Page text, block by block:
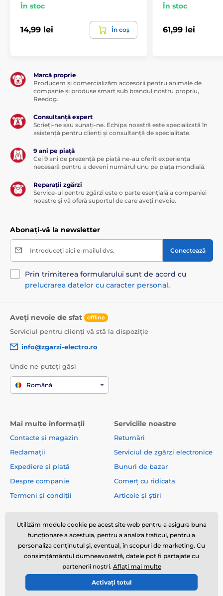
În stoc
14,99 lei În coș
În stoc
61,99 lei
Marcă proprie
Producem și comercializăm accesorii pentru animale de
companie și produse smart sub brandul nostru propriu,
Reedog.
Consultanță expert
Scrieți-ne sau sunați-ne. Echipa noastră este specializată în
asistență pentru clienți și consultanță de specialitate.
9 ani pe piață
Cei 9 ani de prezență pe piață ne-au oferit experiența
necesară pentru a deveni numărul unu pe piața mondială.
Reparații zgărzi
Service-ul pentru zgărzi este o parte esențială a companiei
noastre și vă oferă suportul de care aveți nevoie.
Abonați-vă la newsletter
Introduceți aici e-mailul dvs. Conectează
Prin trimiterea formularului sunt de acord cu
prelucrarea datelor cu caracter personal.
Aveți nevoie de sfat offline
Serviciul pentru clienți vă stă la dispoziție
info@zgarzi-electro.ro
Unde ne puteți găsi
Română
Mai multe informații
Contacte și magazin
Reclamații
Expediere și plată
Despre companie
Termeni și condiții
Serviciile noastre
Returnări
Serviciul de zgărzi electronice
Bunuri de bazar
Comerț cu ridicata
Articole și știri
© 2026 www.zgarzi-electro.ro ⦁ E-shop creat de
Utilizăm module cookie pe acest site web pentru a asigura buna
funcționare a acestuia, pentru a analiza traficul, pentru a
personaliza conținutul și, eventual, în scopuri de marketing. Cu
consimțământul dumneavoastră, datele pot fi partajate cu
partenerii noștri. Aflați mai multe
Activați totul